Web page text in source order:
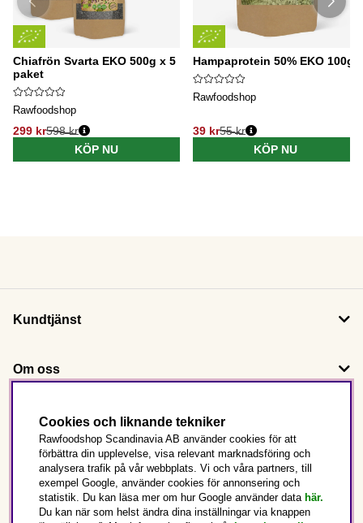
Chiafrön Svarta EKO 500g x 5
paket
Rawfoodshop
299 kr598 kr
KÖP NU
Hampaprotein 50% EKO 100g
Rawfoodshop
39 kr55 kr
KÖP NU
Kundtjänst
Om oss
Följ oss
Det här är Rawfoodshop
Sverige
Cookies och liknande tekniker
Rawfoodshop Scandinavia AB använder cookies för att
förbättra din upplevelse, visa relevant marknadsföring och
analysera trafik på vår webbplats. Vi och våra partners, till
exempel Google, använder cookies för annonsering och
statistik. Du kan läsa mer om hur Google använder data här.
Du kan när som helst ändra dina inställningar via knappen